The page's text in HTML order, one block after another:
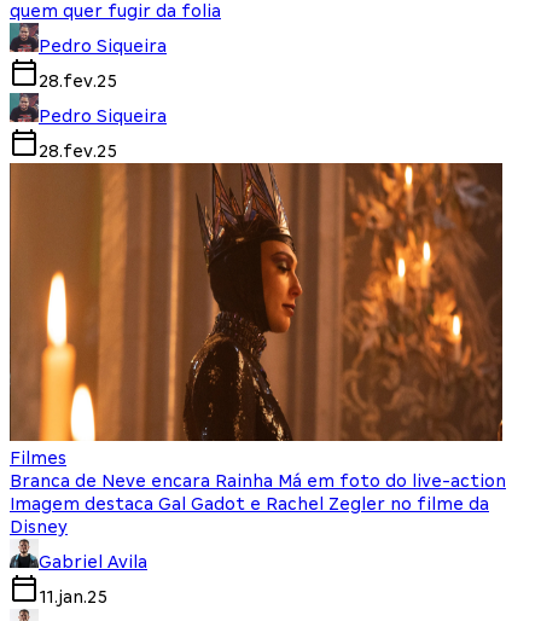
quem quer fugir da folia
Pedro Siqueira
28.fev.25
Pedro Siqueira
28.fev.25
Filmes
Branca de Neve encara Rainha Má em foto do live-action
Imagem destaca Gal Gadot e Rachel Zegler no filme da
Disney
Gabriel Avila
11.jan.25